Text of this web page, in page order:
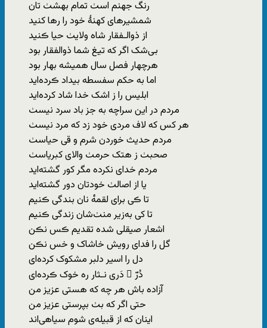
رنگ جهنم اسٺ تمام بهشٺ‌ تان
شمشیرهای کهنهٔ خود را رها کنید
از ذوالـفقار شاه ولایٺ حیا ڪنید
بی‌شک اگر که‌ تیغ شما ذوالفقار بود
هرچهار فصل سال همیشه بهار بود
اما به حکم سفسطه بیداد ڪرده‌اید
ابلیس را ز اشک خدا شاد کرده‌اید
مردم‌ در این‌ سراچه‌ به جز باد سرد نیسٺ
هر کس‌ که لاف‌ مردی‌ خود زد که مرد نیسٺ
مردم‌ حدیث خوردن‌ شرم‌ و قی‌ حیاسٺ
صحبٺ‌ ز هتک حرمٺ والای‌ کبریاسٺ
مردم خدای‌ نکرده مگر کور گشته‌اید
یا از اصالٺ خودتان دور گشته‌اید
تا ڪی برای لقمه‌ٔ نان بندگی ڪنیم
تا کی به‌زیر منٺ‌شان زندگی ڪنیم
اشعار صیقلی‌ شده تقدیم ڪس‌ نڪن
گل‌ را فدای‌ رویش خاشاک‌ و خس‌ نڪن
دل‌ را اسیر دلبر مشکوک کرده‌ای
دُرّ ِ دَری نـثار رہ خوک ڪرده‌ای
آزاده‌ باش هر چه‌ که‌ هستی عزیز من
حتی اگر که بٺ ‌بپرستی عزیز من
اینان که‌ از قبیله‌ی شوم سیاهی‌اند